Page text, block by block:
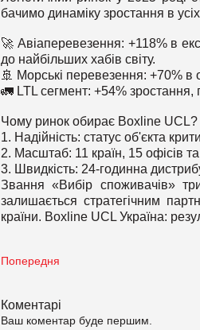
бачимо динаміку зростання в
🚀 Авіаперевезення: +118% в
до найбільших хабів світу.
🚢 Морські перевезення: +70% в
🚛 LTL сегмент: +54%
Чому ринок обирає Boxline UCL?
1. Надійність: статус об'єкта
2. Масштаб: 11 країн, 15 офісів
3. Швидкість: 24-годинна
Звання «Вибір споживачів»
залишається стратегічним
країни. Boxline UCL Україна:
Попередня
Коментарі
Ваш коментар буде першим.